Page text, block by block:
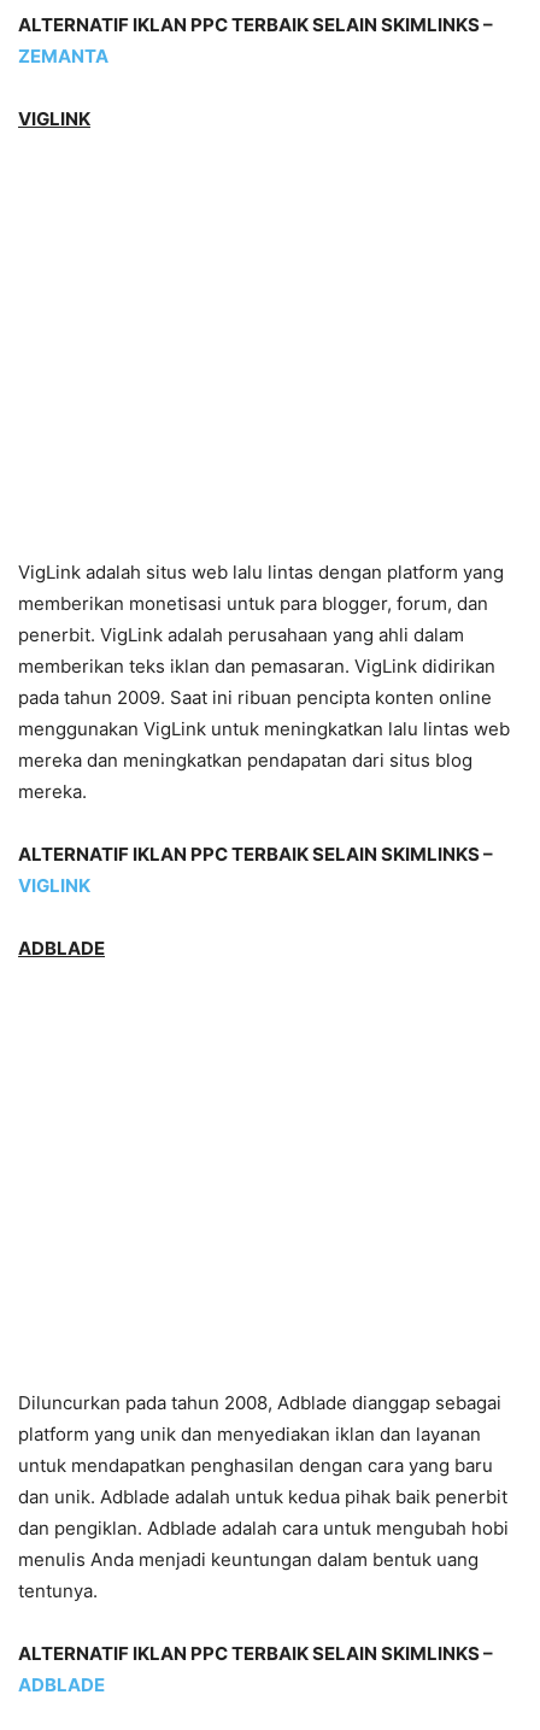
ALTERNATIF IKLAN PPC TERBAIK SELAIN SKIMLINKS –
ZEMANTA
VIGLINK
VigLink adalah situs web lalu lintas dengan platform yang
memberikan monetisasi untuk para blogger, forum, dan
penerbit. VigLink adalah perusahaan yang ahli dalam
memberikan teks iklan dan pemasaran. VigLink didirikan
pada tahun 2009. Saat ini ribuan pencipta konten online
menggunakan VigLink untuk meningkatkan lalu lintas web
mereka dan meningkatkan pendapatan dari situs blog
mereka.
ALTERNATIF IKLAN PPC TERBAIK SELAIN SKIMLINKS –
VIGLINK
ADBLADE
Diluncurkan pada tahun 2008, Adblade dianggap sebagai
platform yang unik dan menyediakan iklan dan layanan
untuk mendapatkan penghasilan dengan cara yang baru
dan unik. Adblade adalah untuk kedua pihak baik penerbit
dan pengiklan. Adblade adalah cara untuk mengubah hobi
menulis Anda menjadi keuntungan dalam bentuk uang
tentunya.
ALTERNATIF IKLAN PPC TERBAIK SELAIN SKIMLINKS –
ADBLADE